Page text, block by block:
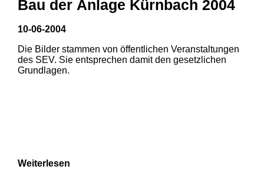
1 2 3
Bau der Anlage Kürnbach 2004
10-06-2004
Die Bilder stammen von öffentlichen Veranstaltungen
des SEV. Sie entsprechen damit den gesetzlichen
Grundlagen.
Weiterlesen